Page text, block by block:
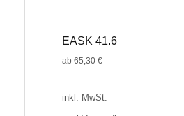
EASK 41.6
ab 65,30 €
inkl. MwSt.